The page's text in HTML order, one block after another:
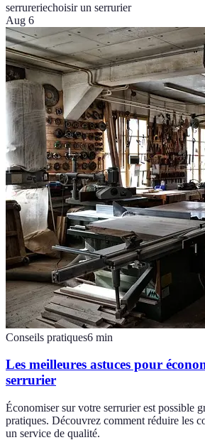
serrureriechoisir un serrurier
Aug 6
Conseils pratiques6 min
Les meilleures astuces pour
serrurier
Économiser sur votre serrurier est possible
pratiques. Découvrez comment réduire les
un service de qualité.